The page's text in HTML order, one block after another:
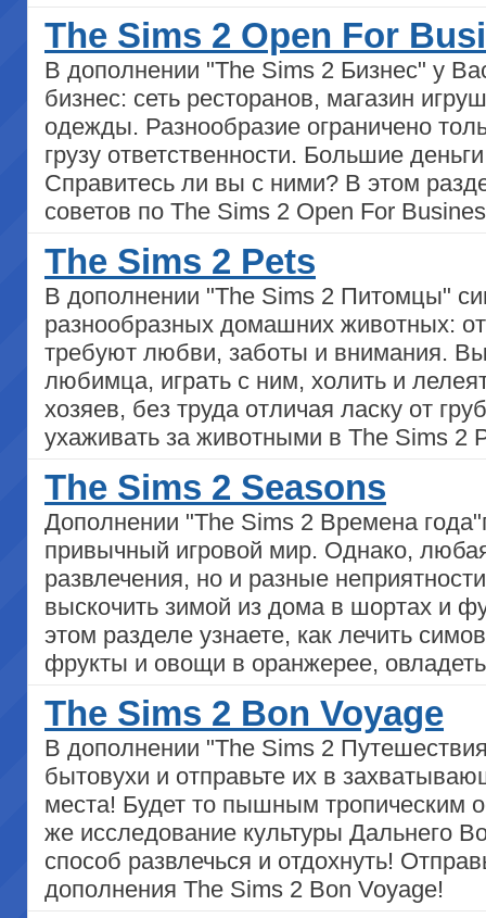
The Sims 2 Open For
В дополнении "The Sims 2 Бизнес" у
бизнес: сеть ресторанов, магазин
одежды. Разнообразие ограничено
грузу ответственности. Большие
Справитесь ли вы с ними? В этом
советов по The Sims 2 Open For
The Sims 2 Pets
В дополнении "The Sims 2 Питомцы"
разнообразных домашних животных:
требуют любви, заботы и внимания.
любимца, играть с ним, холить и
хозяев, без труда отличая ласку от
ухаживать за животными в The Sims 2
The Sims 2 Seasons
Дополнении "The Sims 2 Времена
привычный игровой мир. Однако,
развлечения, но и разные
выскочить зимой из дома в шортах и
этом разделе узнаете, как лечить
фрукты и овощи в оранжерее,
The Sims 2 Bon Voyage
В дополнении "The Sims 2
бытовухи и отправьте их в
места! Будет то пышным тропическим
же исследование культуры Дальнего
способ развлечься и отдохнуть!
дополнения The Sims 2 Bon Voyage!